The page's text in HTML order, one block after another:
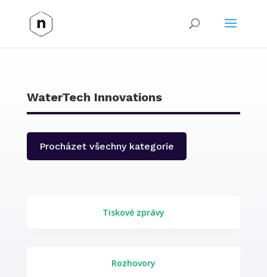
WaterTech Innovations
Procházet všechny kategorie
Tiskové zprávy
Rozhovory